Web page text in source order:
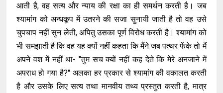
आती है, वह सत्य और न्याय की रक्षा का ही समर्थन करती है। जब
श्यामांग को अन्धकूप में उतरने की सजा सुनायी जाती है तो वह उसे
चुपचाप नहीं सुन लेती, अपितु उसका पूर्ण विरोध करती है। श्यामांग को
भी समझाती है कि वह यह क्यों नहीं कहता कि मैंने जब पत्थर फेंके तो मैं
अपने वश में नहीं था- "तुम सच क्यों नहीं कह देते कि मेरे अनजाने में
अपराध हो गया है?" अलका हर प्रकार से श्यामांग की वकालत करती
है और उसके लिए सत्य तथा मानवीय तथ्य प्रस्तुत करती है, मात्र